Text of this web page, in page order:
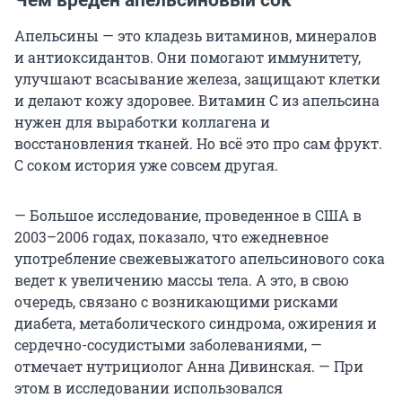
Апельсины — это кладезь витаминов, минералов
и антиоксидантов. Они помогают иммунитету,
улучшают всасывание железа, защищают клетки
и делают кожу здоровее. Витамин C из апельсина
нужен для выработки коллагена и
восстановления тканей. Но всё это про сам фрукт.
С соком история уже совсем другая.
— Большое исследование, проведенное в США в
2003–2006 годах, показало, что ежедневное
употребление свежевыжатого апельсинового сока
ведет к увеличению массы тела. А это, в свою
очередь, связано с возникающими рисками
диабета, метаболического синдрома, ожирения и
сердечно-сосудистыми заболеваниями, —
отмечает нутрициолог Анна Дивинская. — При
этом в исследовании использовался